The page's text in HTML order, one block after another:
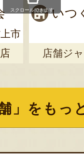
市
いつ
店舗ジ
スクロールできます
舗」をもっ